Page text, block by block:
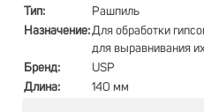
Тип:
Рашпиль
Назначение:Для обработки
для выравнивания
Бренд:
USP
Длина:
140 мм